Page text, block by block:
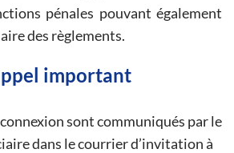
pénales pouvant également
des règlements.
important
sont communiqués par le
dans le courrier d’invitation à